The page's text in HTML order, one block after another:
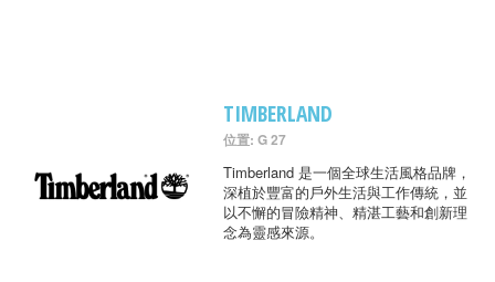
TIMBERLAND
位置: G 27
Timberland 是一個全球生活風格品牌，
深植於豐富的戶外生活與工作傳統，並
以不懈的冒險精神、精湛工藝和創新理
念為靈感來源。